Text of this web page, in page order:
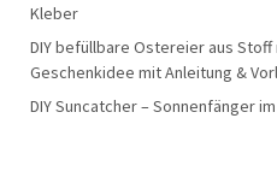
Kleber
DIY befüllbare Ostereier aus Stoff
Geschenkidee mit Anleitung &
DIY Suncatcher – Sonnenfänger